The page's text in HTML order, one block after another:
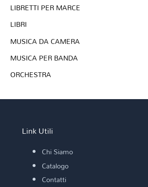
LIBRETTI PER MARCE
LIBRI
MUSICA DA CAMERA
MUSICA PER BANDA
ORCHESTRA
Link Utili
Chi Siamo
Catalogo
Contatti